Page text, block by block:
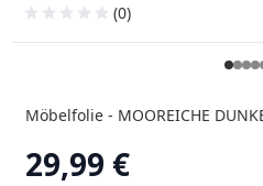
(0)
Möbelfolie - MOOREICHE
29,99 €